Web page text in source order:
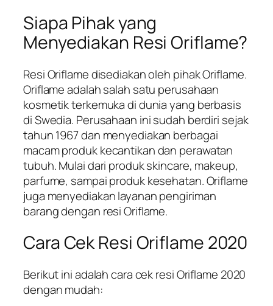
Siapa Pihak yang
Menyediakan Resi Oriflame?
Resi Oriflame disediakan oleh pihak Oriflame.
Oriflame adalah salah satu perusahaan
kosmetik terkemuka di dunia yang berbasis
di Swedia. Perusahaan ini sudah berdiri sejak
tahun 1967 dan menyediakan berbagai
macam produk kecantikan dan perawatan
tubuh. Mulai dari produk skincare, makeup,
parfume, sampai produk kesehatan. Oriflame
juga menyediakan layanan pengiriman
barang dengan resi Oriflame.
Cara Cek Resi Oriflame 2020
Berikut ini adalah cara cek resi Oriflame 2020
dengan mudah: